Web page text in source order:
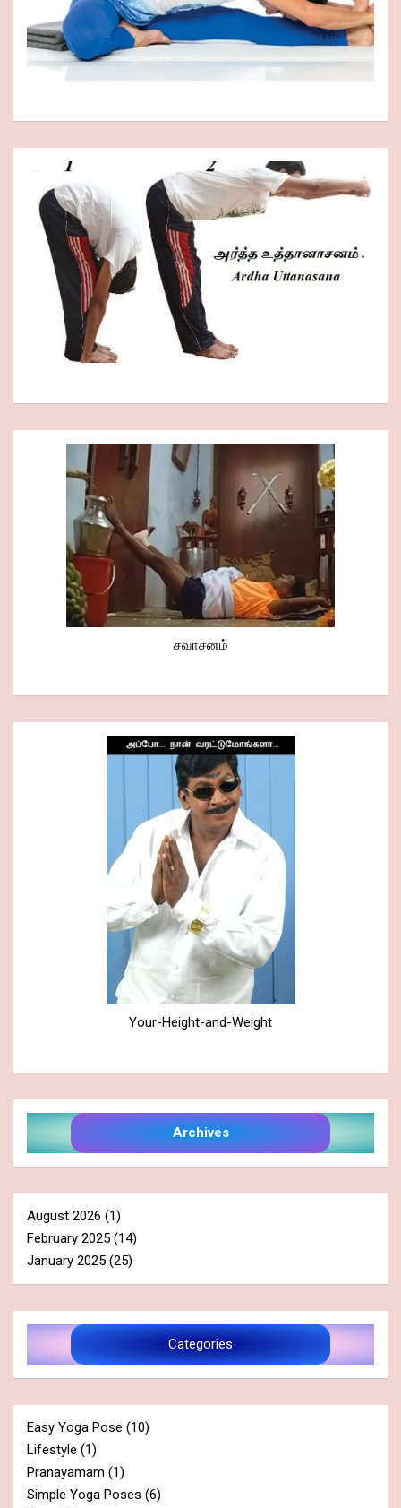
சவாசனம்
Your-Height-and-Weight
Archives
August 2026 (1)
February 2025 (14)
January 2025 (25)
Categories
Easy Yoga Pose (10)
Lifestyle (1)
Pranayamam (1)
Simple Yoga Poses (6)